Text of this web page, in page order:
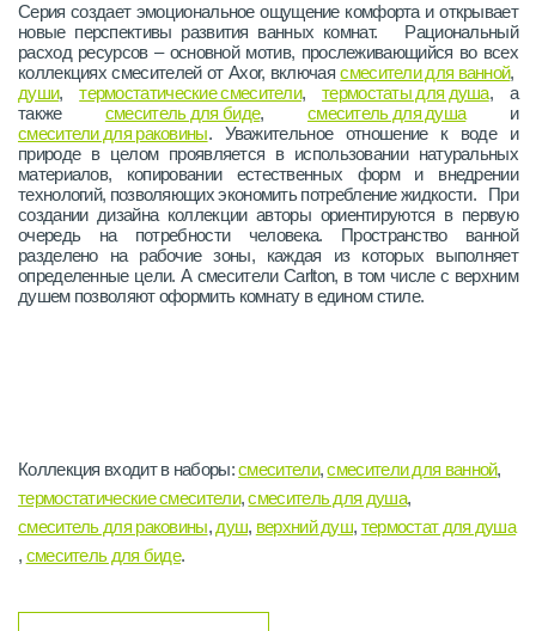
Серия создает эмоциональное ощущение комфорта и открывает
новые перспективы развития ванных комнат. Рациональный
расход ресурсов – основной мотив, прослеживающийся во всех
коллекциях смесителей от Axor, включаясмесители для ванной,
души,термостатические смесители,термостаты для душа, а
также смеситель для биде, смеситель для душаи
смесители для раковины. Уважительное отношение к воде и
природе в целом проявляется в использовании натуральных
материалов, копировании естественных форм и внедрении
технологий, позволяющих экономить потребление жидкости. При
создании дизайна коллекции авторы ориентируются в первую
очередь на потребности человека. Пространство ванной
разделено на рабочие зоны, каждая из которых выполняет
определенные цели. А смесители Carlton, в том числе с верхним
душем позволяют оформить комнату в едином стиле.
Коллекция входит в наборы:смесители,смесители для ванной,
термостатические смесители,смеситель для душа,
смеситель для раковины, душ, верхний душ, термостат для душа
, смеситель для биде.